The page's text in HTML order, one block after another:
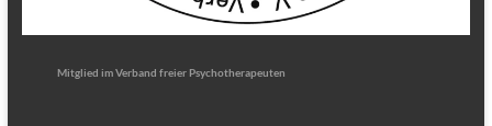
Mitglied im Verband freier Psychotherapeuten